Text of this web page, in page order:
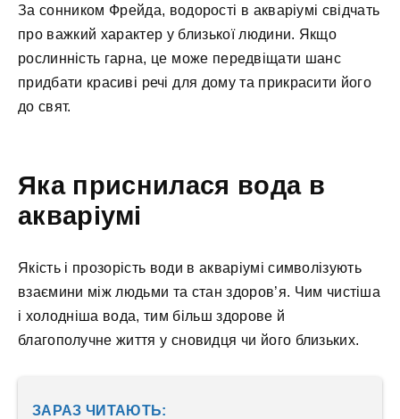
За сонником Фрейда, водорості в акваріумі свідчать
про важкий характер у близької людини. Якщо
рослинність гарна, це може передвіщати шанс
придбати красиві речі для дому та прикрасити його
до свят.
Яка приснилася вода в
акваріумі
Якість і прозорість води в акваріумі символізують
взаємини між людьми та стан здоров’я. Чим чистіша
і холодніша вода, тим більш здорове й
благополучне життя у сновидця чи його близьких.
ЗАРАЗ ЧИТАЮТЬ: